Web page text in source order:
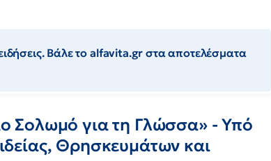
Βάλε το alfavita.gr στα αποτελέσματα
Σολωμό για τη Γλώσσα» - Υπό
Θρησκευμάτων και